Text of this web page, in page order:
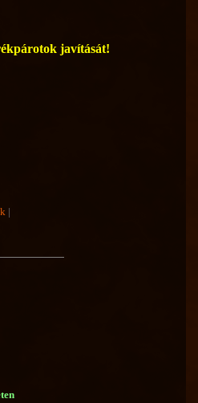
javítását!
|